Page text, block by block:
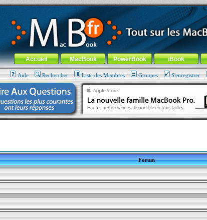
fr.com : 100% Apple... 100% nomade !
contenu-Aller au menu général-Aller au menu de la rubrique
Menu général
Accueil MacBook PowerBook iBook
Aide Rechercher Liste des Membres Groupes S'enregistrer
Forum